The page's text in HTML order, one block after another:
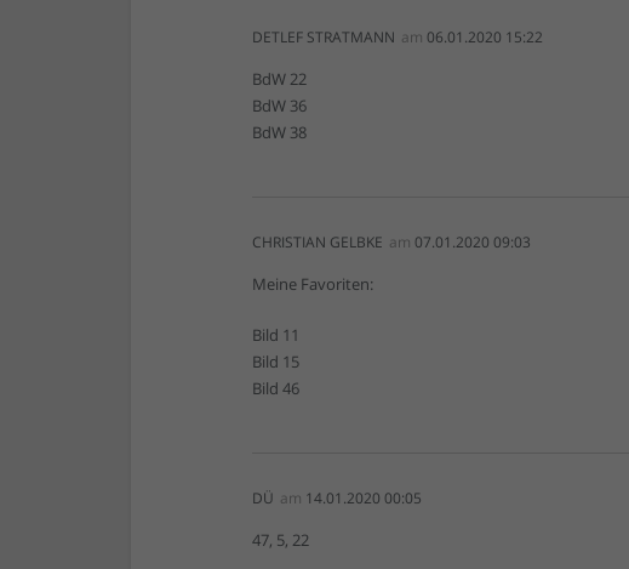
DETLEF STRATMANN am 06.01.2020 15:22
BdW 22
BdW 36
BdW 38
CHRISTIAN GELBKE am 07.01.2020 09:03
Meine Favoriten:
Bild 11
Bild 15
Bild 46
DÜ am 14.01.2020 00:05
47, 5, 22